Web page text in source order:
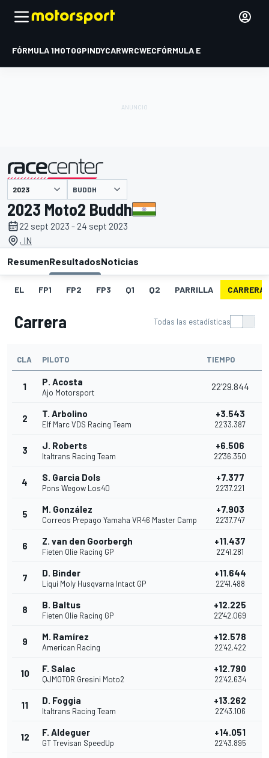
FÓRMULA 1MOTOGPINDYCARWRCWECFÓRMULA E
presentado por BUDDH
2023 Moto2 Buddh
22 sept 2023 - 24 sept 2023
, IN
ResumenResultadosNoticias
EL FP1 FP2 FP3 Q1 Q2 PARRILLA CARRERA
Carrera Todas las estadísticas
CLA PILOTO TIEMPO
1 P. Acosta
Ajo Motorsport
22'29.844
2 T. Arbolino
Elf Marc VDS Racing Team
+3.543
22'33.387
3 J. Roberts
Italtrans Racing Team
+6.506
22'36.350
4 S. Garcia Dols
Pons Wegow Los40
+7.377
22'37.221
5 M. González
Correos Prepago Yamaha VR46 Master Camp
+7.903
22'37.747
6 Z. van den Goorbergh
Fieten Olie Racing GP
+11.437
22'41.281
7 D. Binder
Liqui Moly Husqvarna Intact GP
+11.644
22'41.488
8 B. Baltus
Fieten Olie Racing GP
+12.225
22'42.069
9 M. Ramírez
American Racing
+12.578
22'42.422
10 F. Salac
QJMOTOR Gresini Moto2
+12.790
22'42.634
11 D. Foggia
Italtrans Racing Team
+13.262
22'43.106
12 F. Aldeguer
GT Trevisan SpeedUp
+14.051
22'43.895